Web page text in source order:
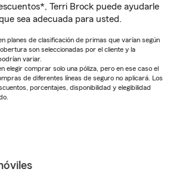
Terri Brock puede ayudarle
sea adecuada para usted.
planes de clasificación de primas que varían según
son seleccionadas por el cliente y la
variar.
elegir comprar solo una póliza, pero en ese caso el
de diferentes líneas de seguro no aplicará. Los
porcentajes, disponibilidad y elegibilidad